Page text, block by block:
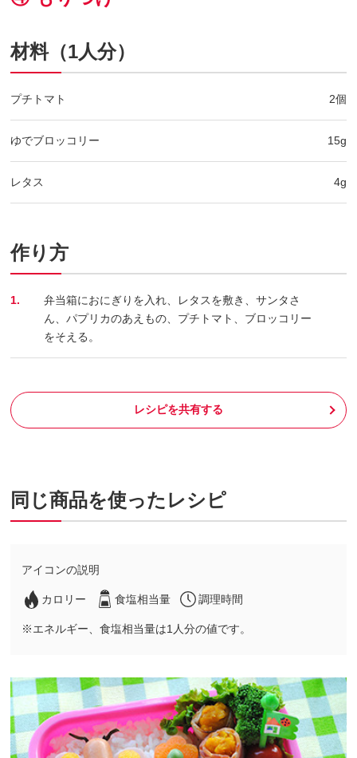
材料（1人分）
プチトマト 2個
ゆでブロッコリー 15g
レタス 4g
作り方
1.
弁当箱におにぎりを入れ、レタスを敷き、サンタさ
ん、パプリカのあえもの、プチトマト、ブロッコリー
をそえる。
レシピを共有する
同じ商品を使ったレシピ
アイコンの説明
カロリー 食塩相当量 調理時間
※エネルギー、食塩相当量は1人分の値です。